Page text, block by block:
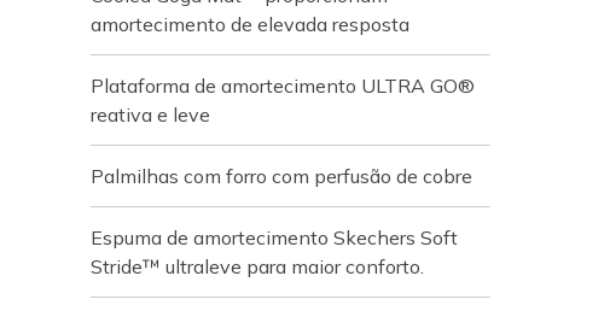
amortecimento de elevada resposta
Plataforma de amortecimento ULTRA GO®
reativa e leve
Palmilhas com forro com perfusão de cobre
Espuma de amortecimento Skechers Soft
Stride™ ultraleve para maior conforto.